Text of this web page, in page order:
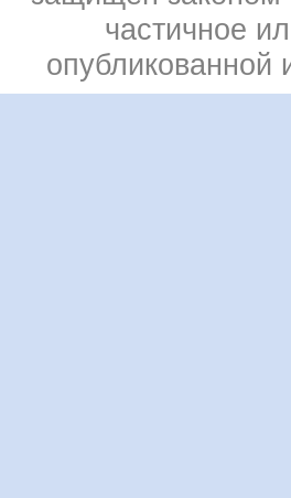
частичное